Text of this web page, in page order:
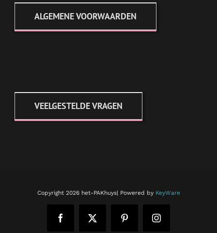
ALGEMENE VOORWAARDEN
VEELGESTELDE VRAGEN
Copyright 2026 het-PAKhuys| Powered by KeyWare
FacebookX PinterestInstagram